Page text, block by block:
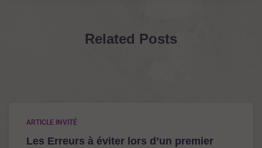
Related Posts
ARTICLE INVITÉ
Les Erreurs à éviter lors d’un premier